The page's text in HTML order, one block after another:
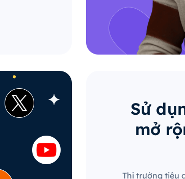
Sử
mở
Thị trường tiêu